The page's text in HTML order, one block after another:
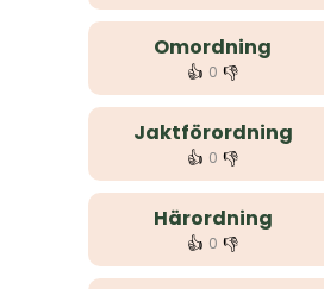
Omordning
👍 0 👎
Jaktförordning
👍 0 👎
Härordning
👍 0 👎